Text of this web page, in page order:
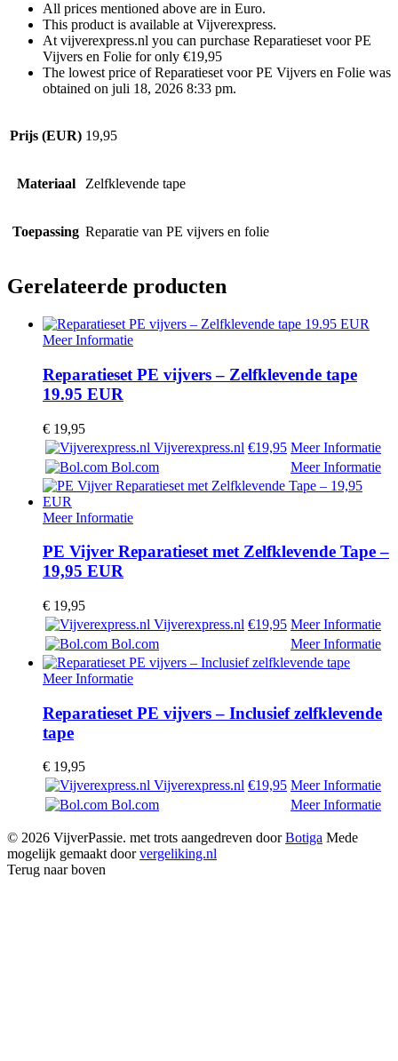
All prices mentioned above are in Euro.
This product is available at Vijverexpress.
At vijverexpress.nl you can purchase Reparatieset voor PE
Vijvers en Folie for only €19,95
The lowest price of Reparatieset voor PE Vijvers en Folie was
obtained on juli 18, 2026 8:33 pm.
Prijs (EUR) 19,95
Materiaal Zelfklevende tape
Toepassing Reparatie van PE vijvers en folie
Gerelateerde producten
Meer Informatie
Reparatieset PE vijvers – Zelfklevende tape
19.95 EUR
€ 19,95
Vijverexpress.nl €19,95 Meer Informatie
Bol.com
Meer Informatie
Meer Informatie
PE Vijver Reparatieset met Zelfklevende Tape –
19,95 EUR
€ 19,95
Vijverexpress.nl €19,95 Meer Informatie
Bol.com
Meer Informatie
Meer Informatie
Reparatieset PE vijvers – Inclusief zelfklevende
tape
€ 19,95
Vijverexpress.nl €19,95 Meer Informatie
Bol.com
Meer Informatie
© 2026 VijverPassie. met trots aangedreven doorBotiga Mede
mogelijk gemaakt doorvergeliking.nl
Terug naar boven